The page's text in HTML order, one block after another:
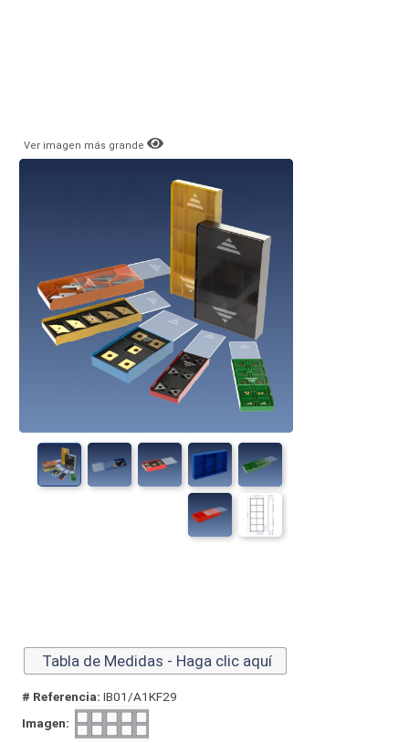
Ver imagen más grande
Tabla de Medidas - Haga clic aquí
# Referencia: IB01/A1KF29
Imagen: